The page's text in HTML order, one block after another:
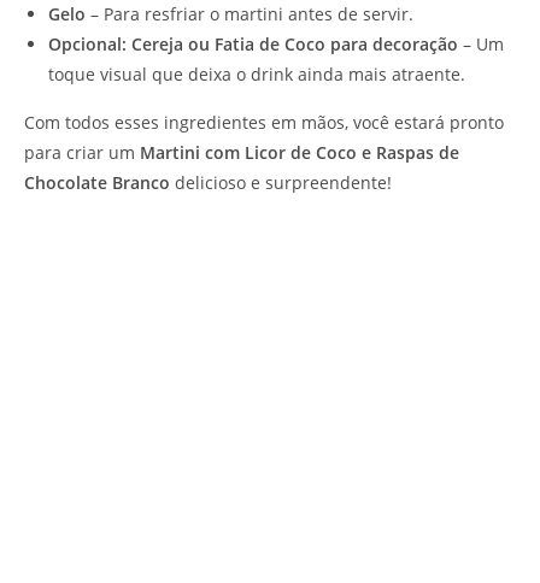
Gelo – Para resfriar o martini antes de servir.
Opcional: Cereja ou Fatia de Coco para decoração – Um
toque visual que deixa o drink ainda mais atraente.
Com todos esses ingredientes em mãos, você estará pronto
para criar um Martini com Licor de Coco e Raspas de
Chocolate Branco delicioso e surpreendente!